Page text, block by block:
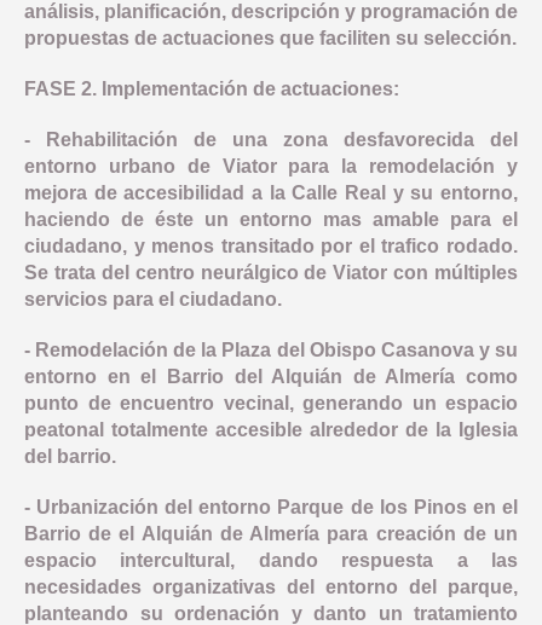
análisis, planificación, descripción y programación de
propuestas de actuaciones que faciliten su selección.
FASE 2. Implementación de actuaciones:
- Rehabilitación de una zona desfavorecida del
entorno urbano de Viator para la remodelación y
mejora de accesibilidad a la Calle Real y su entorno,
haciendo de éste un entorno mas amable para el
ciudadano, y menos transitado por el trafico rodado.
Se trata del centro neurálgico de Viator con múltiples
servicios para el ciudadano.
- Remodelación de la Plaza del Obispo Casanova y su
entorno en el Barrio del Alquián de Almería como
punto de encuentro vecinal, generando un espacio
peatonal totalmente accesible alrededor de la Iglesia
del barrio.
- Urbanización del entorno Parque de los Pinos en el
Barrio de el Alquián de Almería para creación de un
espacio intercultural, dando respuesta a las
necesidades organizativas del entorno del parque,
planteando su ordenación y danto un tratamiento